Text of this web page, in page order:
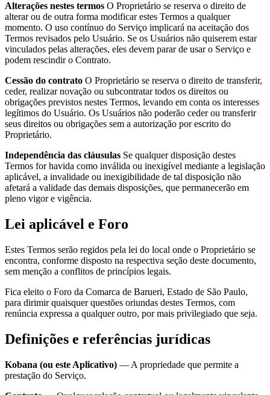
Alterações nestes termos O Proprietário se reserva o direito de
alterar ou de outra forma modificar estes Termos a qualquer
momento. O uso contínuo do Serviço implicará na aceitação dos
Termos revisados pelo Usuário. Se os Usuários não quiserem estar
vinculados pelas alterações, eles devem parar de usar o Serviço e
podem rescindir o Contrato.
Cessão do contrato O Proprietário se reserva o direito de transferir,
ceder, realizar novação ou subcontratar todos os direitos ou
obrigações previstos nestes Termos, levando em conta os interesses
legítimos do Usuário. Os Usuários não poderão ceder ou transferir
seus direitos ou obrigações sem a autorização por escrito do
Proprietário.
Independência das cláusulas Se qualquer disposição destes
Termos for havida como inválida ou inexigível mediante a legislação
aplicável, a invalidade ou inexigibilidade de tal disposição não
afetará a validade das demais disposições, que permanecerão em
pleno vigor e vigência.
Lei aplicável e Foro
Estes Termos serão regidos pela lei do local onde o Proprietário se
encontra, conforme disposto na respectiva seção deste documento,
sem menção a conflitos de princípios legais.
Fica eleito o Foro da Comarca de Barueri, Estado de São Paulo,
para dirimir quaisquer questões oriundas destes Termos, com
renúncia expressa a qualquer outro, por mais privilegiado que seja.
Definições e referências jurídicas
Kobana (ou este Aplicativo) — A propriedade que permite a
prestação do Serviço.